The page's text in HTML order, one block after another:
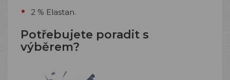
2 % Elastan.
Potřebujete poradit s
výběrem?